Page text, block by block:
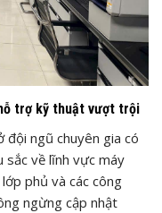
trợ kỹ thuật vượt trội
đội ngũ chuyên gia có
sắc về lĩnh vực máy
phủ và các công
ngừng cập nhật